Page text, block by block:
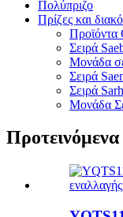
Πολύπριζο
Πρίζες και
Προϊόντα
Σειρά
Μονάδα
Σειρά
Σειρά Sarh
Μονάδα
Προτεινόμενα